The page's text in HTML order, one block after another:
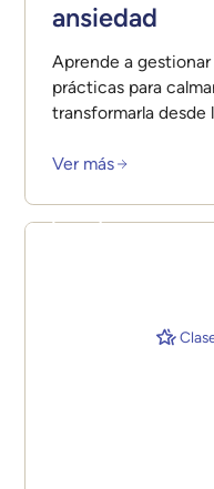
ansiedad
Aprende a
prácticas para
transformarla desde
Ver más